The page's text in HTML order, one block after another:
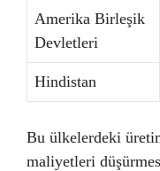
Amerika Birleşik
Devletleri
Hindistan
Bu ülkelerdeki
maliyetleri